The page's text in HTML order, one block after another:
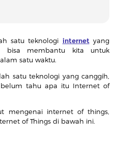
satu teknologi internetyang
bisa membantu kita untuk
satu waktu.
satu teknologi yang canggih,
tahu apa itu Internet of
mengenai internet of things,
of Things di bawah ini.